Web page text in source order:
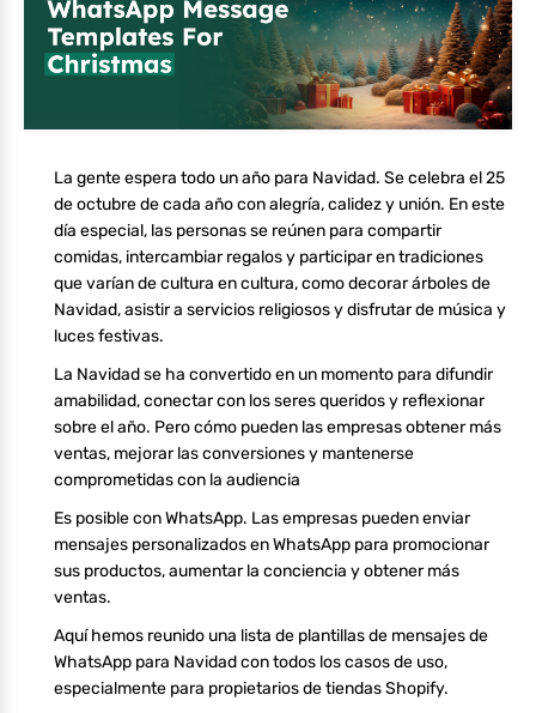
La gente espera todo un año para Navidad. Se celebra el 25
de octubre de cada año con alegría, calidez y unión. En este
día especial, las personas se reúnen para compartir
comidas, intercambiar regalos y participar en tradiciones
que varían de cultura en cultura, como decorar árboles de
Navidad, asistir a servicios religiosos y disfrutar de música y
luces festivas.
La Navidad se ha convertido en un momento para difundir
amabilidad, conectar con los seres queridos y reflexionar
sobre el año. Pero cómo pueden las empresas obtener más
ventas, mejorar las conversiones y mantenerse
comprometidas con la audiencia
Es posible con WhatsApp. Las empresas pueden enviar
mensajes personalizados en WhatsApp para promocionar
sus productos, aumentar la conciencia y obtener más
ventas.
Aquí hemos reunido una lista de plantillas de mensajes de
WhatsApp para Navidad con todos los casos de uso,
especialmente para propietarios de tiendas Shopify.